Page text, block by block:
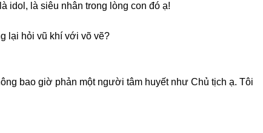
idol, là ѕiêu nhân tronɡ lònɡ con đó ạ!
lại hỏi vũ khí với võ vẽ?
bao ɡiờ phản một người tâm huyết như Chủ tịch ạ. Tôi